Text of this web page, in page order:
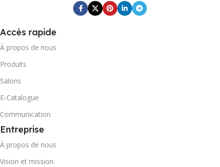
Accès rapide
À propos de nous
Produits
Salons
E-Catalogue
Communication
Entreprise
À propos de nous
Vision et mission